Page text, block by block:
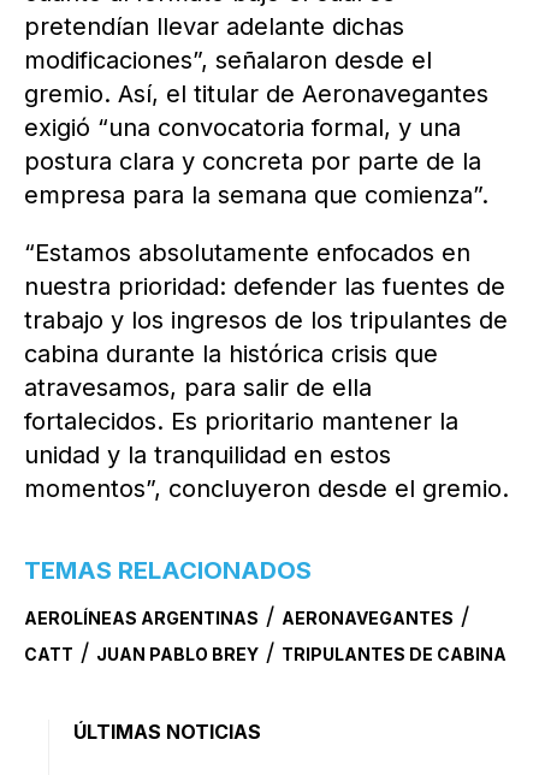
pretendían llevar adelante dichas
modificaciones”, señalaron desde el
gremio. Así, el titular de Aeronavegantes
exigió “una convocatoria formal, y una
postura clara y concreta por parte de la
empresa para la semana que comienza”.
“Estamos absolutamente enfocados en
nuestra prioridad: defender las fuentes de
trabajo y los ingresos de los tripulantes de
cabina durante la histórica crisis que
atravesamos, para salir de ella
fortalecidos. Es prioritario mantener la
unidad y la tranquilidad en estos
momentos”, concluyeron desde el gremio.
TEMAS RELACIONADOS
AEROLÍNEAS ARGENTINAS / AERONAVEGANTES /
CATT / JUAN PABLO BREY / TRIPULANTES DE CABINA
ÚLTIMAS NOTICIAS